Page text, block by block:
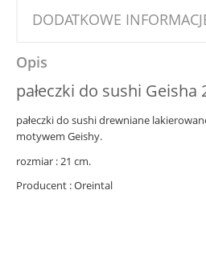
DODATKOWE
Opis
pałeczki do sushi Geisha
pałeczki do sushi drewniane
motywem Geishy.
rozmiar : 21 cm.
Producent : Oreintal